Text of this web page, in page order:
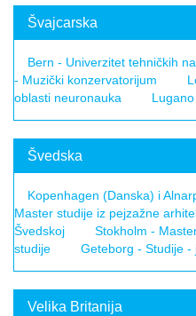
Švajcarska
Bern - Univerzitet tehničkih
- Muzički konzervatorijum
oblasti neuronauka
Švedska
Kopenhagen (Danska) i
Master studije iz pejzažne
Švedskoj
Stokholm -
studije
Geteborg - Studije -
Velika Britanija